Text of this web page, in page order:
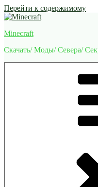
Перейти к содержимому
Minecraft
Скачать/ Моды/ Севера/